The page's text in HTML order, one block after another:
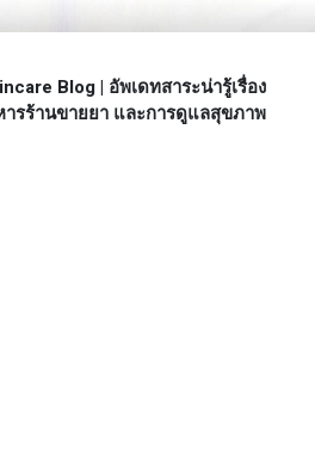
Blog | อัพเดทสาระน่ารู้เรื่อง
ารร้านขายยา และการดูแลสุขภาพ